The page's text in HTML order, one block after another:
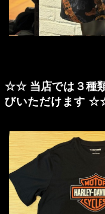
☆☆ 当店では３種
びいただけます